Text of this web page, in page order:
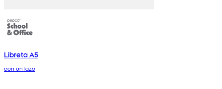
Libreta A5
con un lazo